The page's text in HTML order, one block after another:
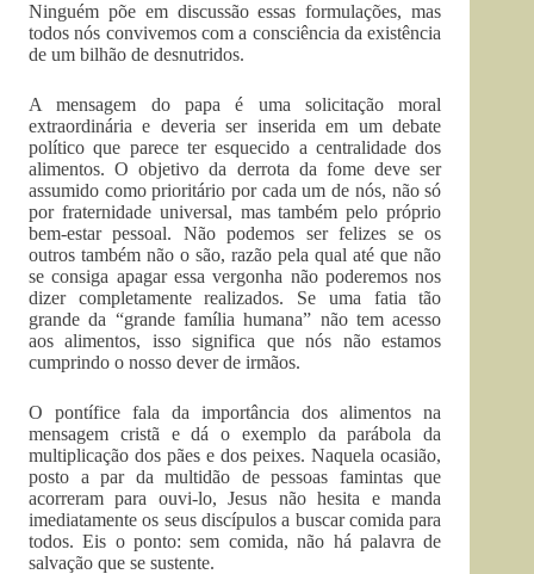
Ninguém põe em discussão essas formulações, mas
todos nós convivemos com a consciência da existência
de um bilhão de desnutridos.
A mensagem do papa é uma solicitação moral
extraordinária e deveria ser inserida em um debate
político que parece ter esquecido a centralidade dos
alimentos. O objetivo da derrota da fome deve ser
assumido como prioritário por cada um de nós, não só
por fraternidade universal, mas também pelo próprio
bem-estar pessoal. Não podemos ser felizes se os
outros também não o são, razão pela qual até que não
se consiga apagar essa vergonha não poderemos nos
dizer completamente realizados. Se uma fatia tão
grande da “grande família humana” não tem acesso
aos alimentos, isso significa que nós não estamos
cumprindo o nosso dever de irmãos.
O pontífice fala da importância dos alimentos na
mensagem cristã e dá o exemplo da parábola da
multiplicação dos pães e dos peixes. Naquela ocasião,
posto a par da multidão de pessoas famintas que
acorreram para ouvi-lo, Jesus não hesita e manda
imediatamente os seus discípulos a buscar comida para
todos. Eis o ponto: sem comida, não há palavra de
salvação que se sustente.